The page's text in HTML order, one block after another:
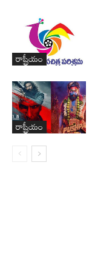
రాష్ట్రీయం
రాష్ట్రీయం